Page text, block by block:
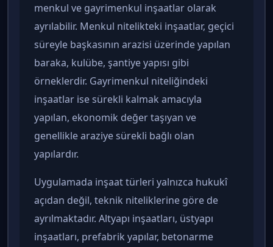
menkul ve gayrimenkul inşaatlar olarak
ayrılabilir. Menkul nitelikteki inşaatlar, geçici
süreyle başkasının arazisi üzerinde yapılan
baraka, kulübe, şantiye yapısı gibi
örneklerdir. Gayrimenkul niteliğindeki
inşaatlar ise sürekli kalmak amacıyla
yapılan, ekonomik değer taşıyan ve
genellikle araziye sürekli bağlı olan
yapılardır.
Uygulamada inşaat türleri yalnızca hukukî
açıdan değil, teknik niteliklerine göre de
ayrılmaktadır. Altyapı inşaatları, üstyapı
inşaatları, prefabrik yapılar, betonarme